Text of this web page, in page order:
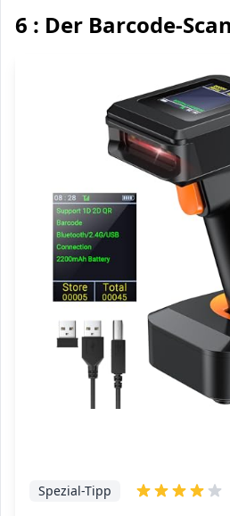
6 : Der Barcode-
Spezial-Tipp